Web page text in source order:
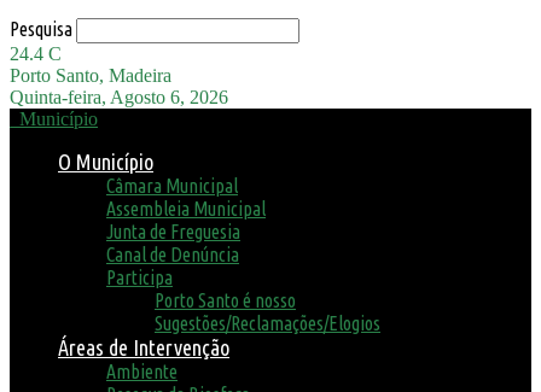
Pesquisa
24.4 C
Porto Santo, Madeira
Quinta-feira, Agosto 6, 2026
Município
O Município
Câmara Municipal
Assembleia Municipal
Junta de Freguesia
Canal de Denúncia
Participa
Porto Santo é nosso
Sugestões/Reclamações/Elogios
Áreas de Intervenção
Ambiente